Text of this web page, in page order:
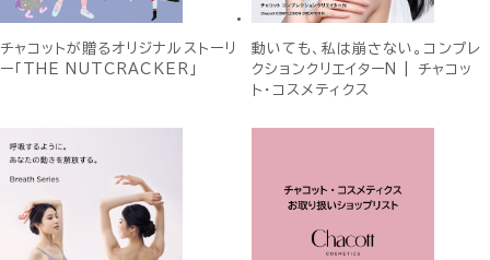
チャコットが贈るオリジナルストーリ
ー「THE NUTCRACKER」
動いても、私は崩さない。コンプレ
クションクリエイターN | チャコッ
ト・コスメティクス